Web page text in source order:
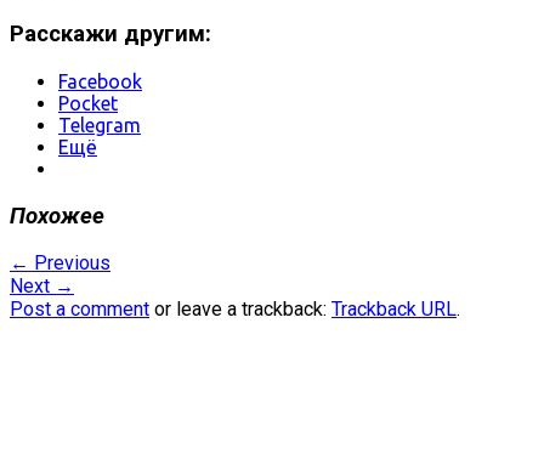
Расскажи другим:
Facebook
Pocket
Telegram
Ещё
Похожее
← Previous
Next →
Post a comment or leave a trackback: Trackback URL.